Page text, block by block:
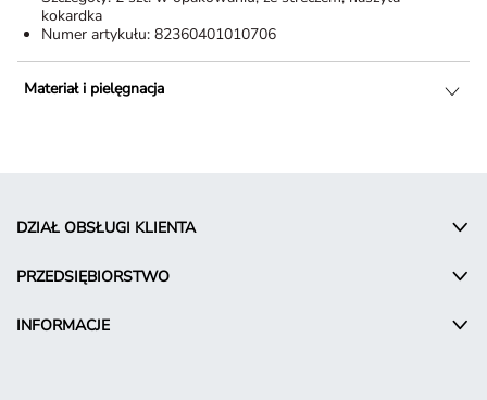
kokardka
Numer artykułu: 82360401010706
Materiał i pielęgnacja
DZIAŁ OBSŁUGI KLIENTA
PRZEDSIĘBIORSTWO
INFORMACJE